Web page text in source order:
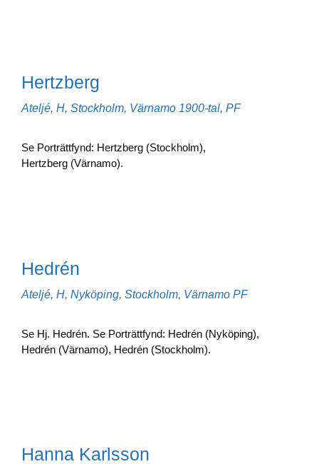
Hertzberg
Kategorier
Ateljé, H, Stockholm, Värnamo Etiketter
1900-tal, PF
Se Porträttfynd: Hertzberg (Stockholm),
Hertzberg (Värnamo).
Hedrén
Kategorier
Ateljé, H, Nyköping, Stockholm, Värnamo Etiketter
PF
Se Hj. Hedrén. Se Porträttfynd: Hedrén (Nyköping),
Hedrén (Värnamo), Hedrén (Stockholm).
Hanna Karlsson